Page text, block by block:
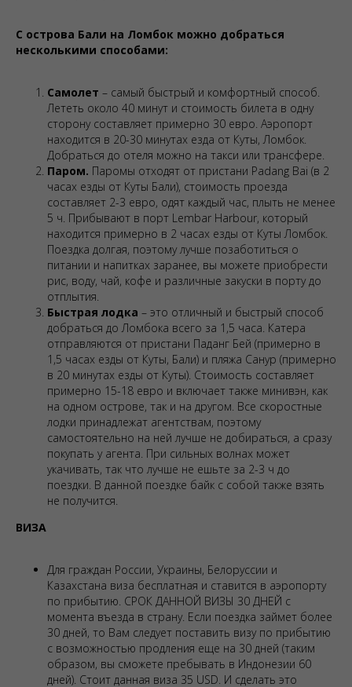
С острова Бали на Ломбок можно добраться
несколькими способами:
Самолет – самый быстрый и комфортный способ.
Лететь около 40 минут и стоимость билета в одну
сторону составляет примерно 30 евро. Аэропорт
находится в 20-30 минутах езда от Куты, Ломбок.
Добраться до отеля можно на такси или трансфере.
Паром. Паромы отходят от пристани Padang Bai (в 2
часах езды от Куты Бали), стоимость проезда
составляет 2-3 евро, одят каждый час, плыть не менее
5 ч. Прибывают в порт Lembar Harbour, который
находится примерно в 2 часах езды от Куты Ломбок.
Поездка долгая, поэтому лучше позаботиться о
питании и напитках заранее, вы можете приобрести
рис, воду, чай, кофе и различные закуски в порту до
отплытия.
Быстрая лодка – это отличный и быстрый способ
добраться до Ломбока всего за 1,5 часа. Катера
отправляются от пристани Паданг Бей (примерно в
1,5 часах езды от Куты, Бали) и пляжа Санур (примерно
в 20 минутах езды от Куты). Стоимость составляет
примерно 15-18 евро и включает также минивэн, как
на одном острове, так и на другом. Все скоростные
лодки принадлежат агентствам, поэтому
самостоятельно на ней лучше не добираться, а сразу
покупать у агента. При сильных волнах может
укачивать, так что лучше не ешьте за 2-3 ч до
поездки. В данной поездке байк с собой также взять
не получится.
ВИЗА
Для граждан России, Украины, Белоруссии и
Казахстана виза бесплатная и ставится в аэропорту
по прибытию. СРОК ДАННОЙ ВИЗЫ 30 ДНЕЙ с
момента въезда в страну. Если поездка займет более
30 дней, то Вам следует поставить визу по прибытию
с возможностью продления еще на 30 дней (таким
образом, вы сможете пребывать в Индонезии 60
дней). Стоит данная виза 35 USD. И сделать это